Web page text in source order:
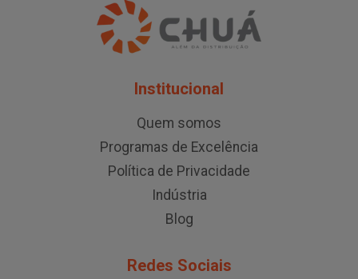
Institucional
Quem somos
Programas de Excelência
Política de Privacidade
Indústria
Blog
Redes Sociais